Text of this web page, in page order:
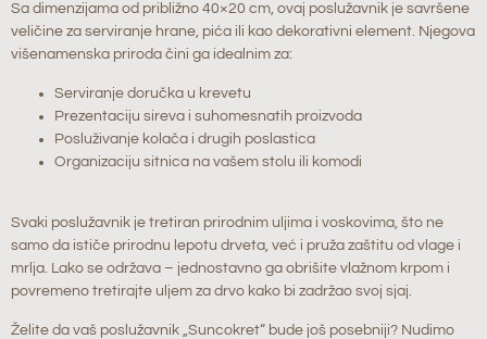
Sa dimenzijama od približno 40×20 cm, ovaj poslužavnik je savršene
veličine za serviranje hrane, pića ili kao dekorativni element. Njegova
višenamenska priroda čini ga idealnim za:
Serviranje doručka u krevetu
Prezentaciju sireva i suhomesnatih proizvoda
Posluživanje kolača i drugih poslastica
Organizaciju sitnica na vašem stolu ili komodi
Svaki poslužavnik je tretiran prirodnim uljima i voskovima, što ne
samo da ističe prirodnu lepotu drveta, već i pruža zaštitu od vlage i
mrlja. Lako se održava – jednostavno ga obrišite vlažnom krpom i
povremeno tretirajte uljem za drvo kako bi zadržao svoj sjaj.
Želite da vaš poslužavnik „Suncokret“ bude još posebniji? Nudimo